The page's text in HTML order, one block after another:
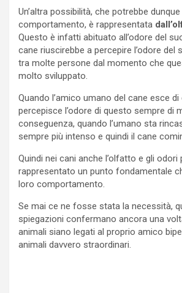
Un’altra possibilità, che potrebbe
comportamento, è rappresentata
Questo è infatti abituato all’odore del
cane riuscirebbe a percepire l’odore del
tra molte persone dal momento che
molto sviluppato.
Quando l’amico umano del cane esce di
percepisce l’odore di questo sempre di
conseguenza, quando l’umano sta
sempre più intenso e quindi il cane
Quindi nei cani anche l’olfatto e gli odori
rappresentato un punto fondamentale
loro comportamento.
Se mai ce ne fosse stata la necessità,
spiegazioni confermano ancora una
animali siano legati al proprio amico
animali davvero straordinari.